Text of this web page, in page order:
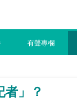
有聲專欄
者」？